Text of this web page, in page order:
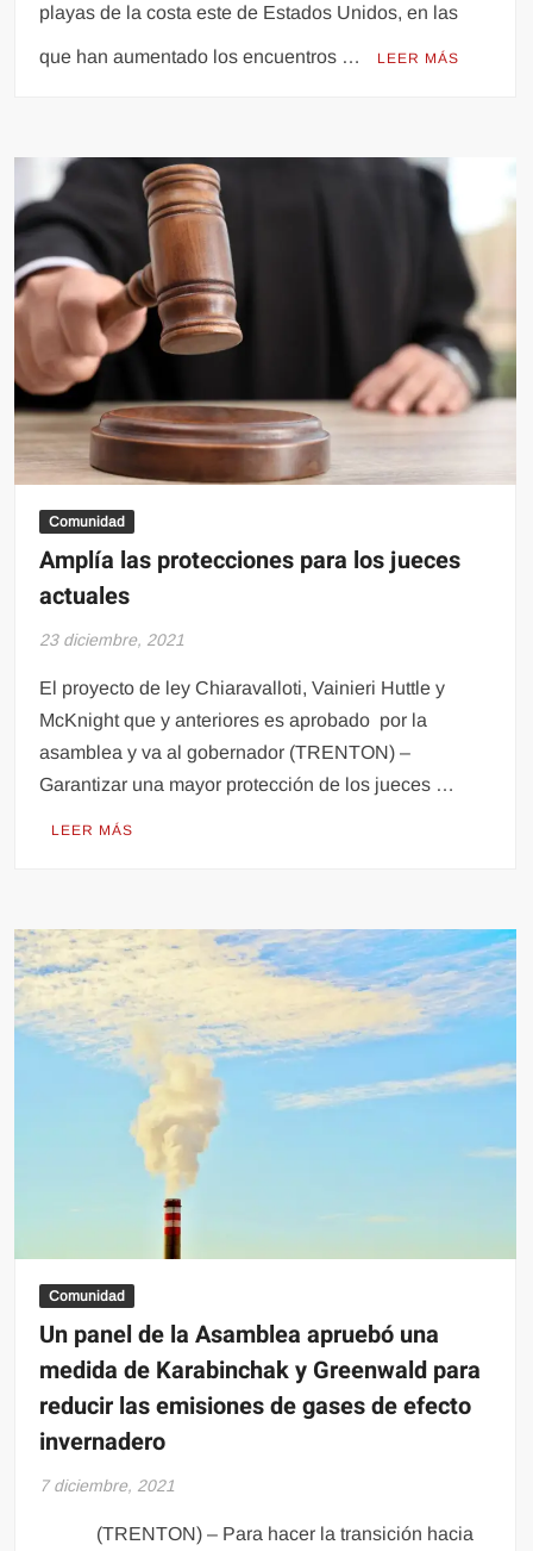
playas de la costa este de Estados Unidos, en las
que han aumentado los encuentros … LEER MÁS
Comunidad
Amplía las protecciones para los jueces
actuales
23 diciembre, 2021
El proyecto de ley Chiaravalloti, Vainieri Huttle y
McKnight que y anteriores es aprobado por la
asamblea y va al gobernador (TRENTON) –
Garantizar una mayor protección de los jueces …
LEER MÁS
Comunidad
Un panel de la Asamblea apruebó una
medida de Karabinchak y Greenwald para
reducir las emisiones de gases de efecto
invernadero
7 diciembre, 2021
(TRENTON) – Para hacer la transición hacia